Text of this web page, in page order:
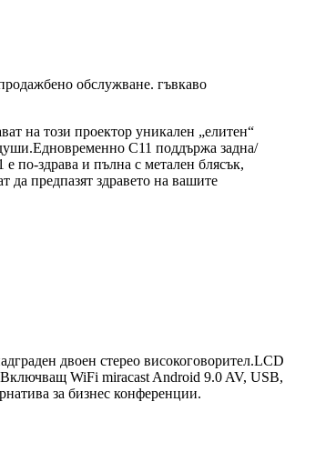
обслужване. гъвкаво
на този проектор уникален „елитен“
C11 поддържа задна/
по-здрава и пълна с метален блясък,
да предпазят здравето на вашите
двоен стерео високоговорител.LCD
WiFi miracast Android 9.0 AV, USB,
за бизнес конференции.